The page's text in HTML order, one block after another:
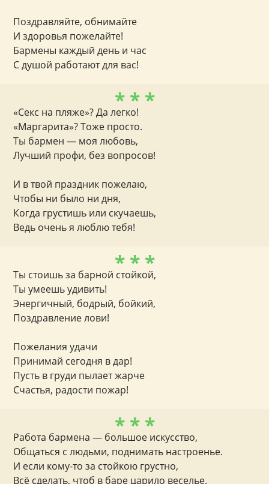
Поздравляйте, обнимайте
И здоровья пожелайте!
Бармены каждый день и час
С душой работают для вас!
* * *
«Секс на пляже»? Да легко!
«Маргарита»? Тоже просто.
Ты бармен — моя любовь,
Лучший профи, без вопросов!
И в твой праздник пожелаю,
Чтобы ни было ни дня,
Когда грустишь или скучаешь,
Ведь очень я люблю тебя!
* * *
Ты стоишь за барной стойкой,
Ты умеешь удивить!
Энергичный, бодрый, бойкий,
Поздравление лови!
Пожелания удачи
Принимай сегодня в дар!
Пусть в груди пылает жарче
Счастья, радости пожар!
* * *
Работа бармена — большое искусство,
Общаться с людьми, поднимать настроенье.
И если кому-то за стойкою грустно,
Всё сделать, чтоб в баре царило веселье.